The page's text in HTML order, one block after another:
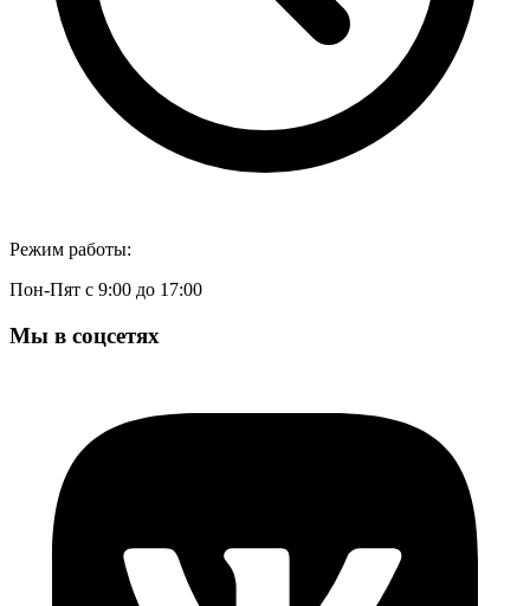
Режим работы:
Пон-Пят с 9:00 до 17:00
Мы в соцсетях